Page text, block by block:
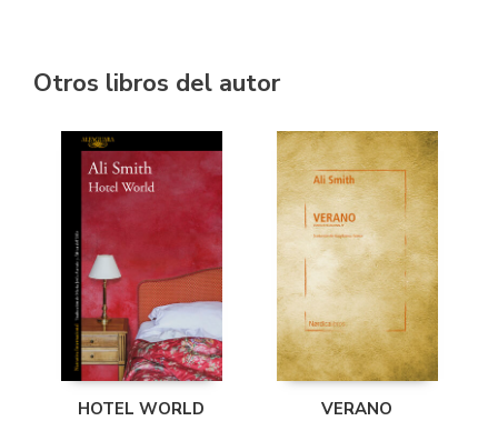
Otros libros del autor
HOTEL WORLD VERANO